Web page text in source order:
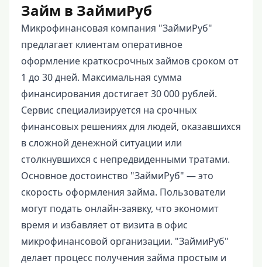
Займ в ЗаймиРуб
Микрофинансовая компания "ЗаймиРуб"
предлагает клиентам оперативное
оформление краткосрочных займов сроком от
1 до 30 дней. Максимальная сумма
финансирования достигает 30 000 рублей.
Сервис специализируется на срочных
финансовых решениях для людей, оказавшихся
в сложной денежной ситуации или
столкнувшихся с непредвиденными тратами.
Основное достоинство "ЗаймиРуб" — это
скорость оформления займа. Пользователи
могут подать онлайн-заявку, что экономит
время и избавляет от визита в офис
микрофинансовой организации. "ЗаймиРуб"
делает процесс получения займа простым и